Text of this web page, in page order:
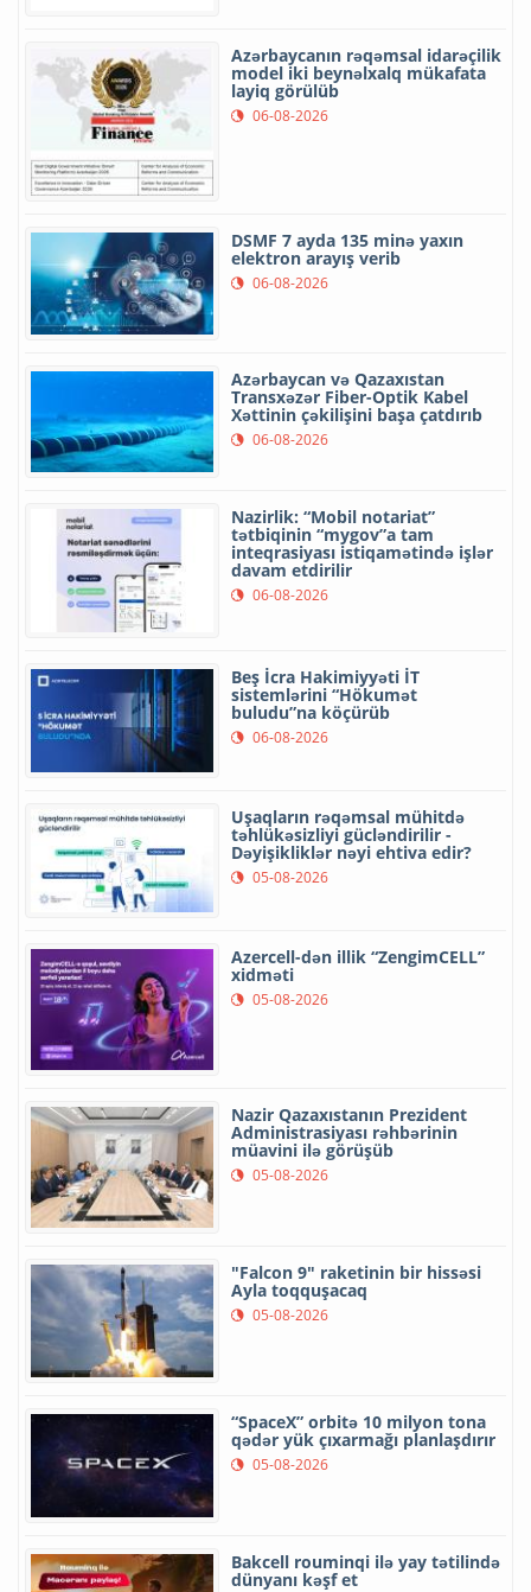
Azərbaycanın rəqəmsal idarəçilik
model iki beynəlxalq mükafata
layiq görülüb
06-08-2026
DSMF 7 ayda 135 minə yaxın
elektron arayış verib
06-08-2026
Azərbaycan və Qazaxıstan
Transxəzər Fiber-Optik Kabel
Xəttinin çəkilişini başa çatdırıb
06-08-2026
Nazirlik: “Mobil notariat”
tətbiqinin “mygov”a tam
inteqrasiyası istiqamətində işlər
davam etdirilir
06-08-2026
Beş İcra Hakimiyyəti İT
sistemlərini “Hökumət
buludu”na köçürüb
06-08-2026
Uşaqların rəqəmsal mühitdə
təhlükəsizliyi gücləndirilir -
Dəyişikliklər nəyi ehtiva edir?
05-08-2026
Azercell-dən illik “ZengimCELL”
xidməti
05-08-2026
Nazir Qazaxıstanın Prezident
Administrasiyası rəhbərinin
müavini ilə görüşüb
05-08-2026
"Falcon 9" raketinin bir hissəsi
Ayla toqquşacaq
05-08-2026
“SpaceX” orbitə 10 milyon tona
qədər yük çıxarmağı planlaşdırır
05-08-2026
Bakcell rouminqi ilə yay tətilində
dünyanı kəşf et